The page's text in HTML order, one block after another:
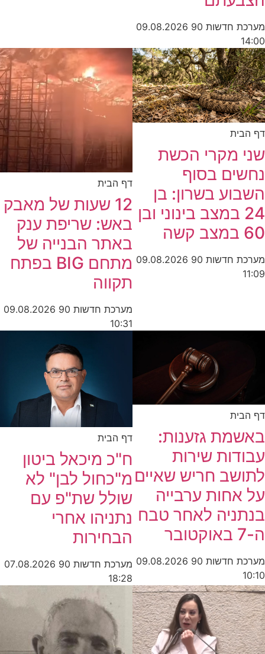
מערכת חדשות 90
09.08.2026
14:00
דף הבית
שני מקרי הכשת
נחשים בסוף
השבוע בשרון: בן
24 במצב בינוני ובן
60 במצב קשה
מערכת חדשות 90
09.08.2026
11:09
דף הבית
12 שעות של מאבק
באש: שריפת ענק
באתר הבנייה של
מתחם BIG בפתח
תקווה
מערכת חדשות 90
09.08.2026
10:31
דף הבית
באשמת גזענות:
עבודות שירות
לתושב חריש שאיים
על אחות ערבייה
בנתניה לאחר טבח
ה-7 באוקטובר
מערכת חדשות 90
09.08.2026
10:10
דף הבית
ח"כ מיכאל ביטון
מ"כחול לבן" לא
שולל שת"פ עם
נתניהו אחרי
הבחירות
מערכת חדשות 90
07.08.2026
18:28